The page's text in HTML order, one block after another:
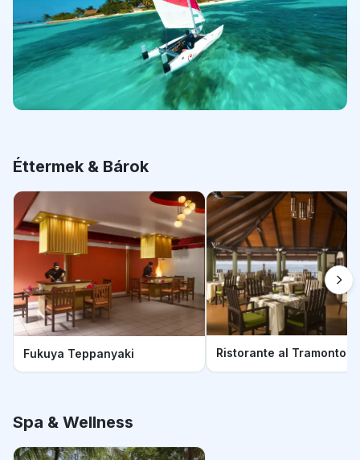
Éttermek & Bárok
Fukuya Teppanyaki Ristorante al Tramonto
Spa & Wellness